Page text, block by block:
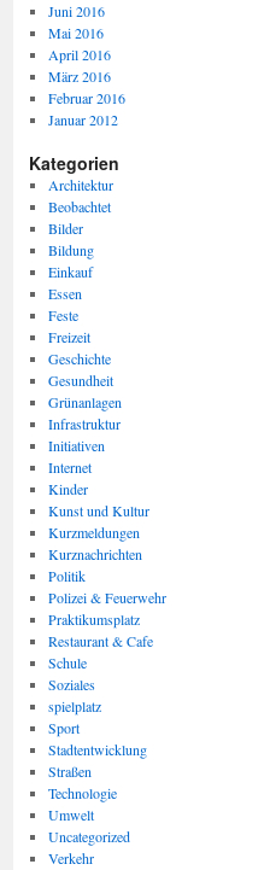
Juni 2016
Mai 2016
April 2016
März 2016
Februar 2016
Januar 2012
Kategorien
Architektur
Beobachtet
Bilder
Bildung
Einkauf
Essen
Feste
Freizeit
Geschichte
Gesundheit
Grünanlagen
Infrastruktur
Initiativen
Internet
Kinder
Kunst und Kultur
Kurzmeldungen
Kurznachrichten
Politik
Polizei & Feuerwehr
Praktikumsplatz
Restaurant & Cafe
Schule
Soziales
spielplatz
Sport
Stadtentwicklung
Straßen
Technologie
Umwelt
Uncategorized
Verkehr